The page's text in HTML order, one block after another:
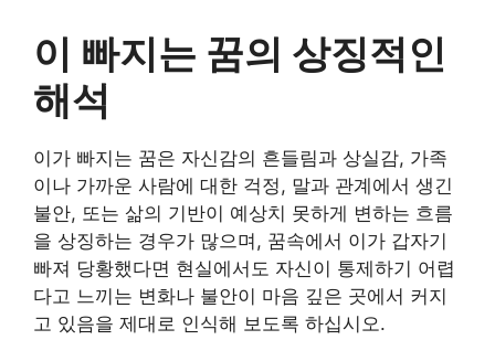
이 빠지는 꿈의 상징적인
해석
이가 빠지는 꿈은 자신감의 흔들림과 상실감, 가족
이나 가까운 사람에 대한 걱정, 말과 관계에서 생긴
불안, 또는 삶의 기반이 예상치 못하게 변하는 흐름
을 상징하는 경우가 많으며, 꿈속에서 이가 갑자기
빠져 당황했다면 현실에서도 자신이 통제하기 어렵
다고 느끼는 변화나 불안이 마음 깊은 곳에서 커지
고 있음을 제대로 인식해 보도록 하십시오.